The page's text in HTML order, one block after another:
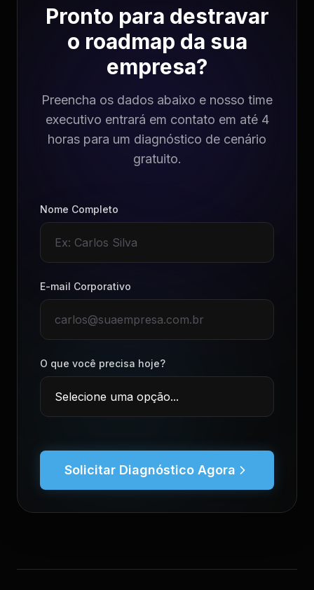
Pronto para destravar
o roadmap da sua
empresa?
Preencha os dados abaixo e nosso time
executivo entrará em contato em até 4
horas para um diagnóstico de cenário
gratuito.
Nome Completo
E-mail Corporativo
O que você precisa hoje?
Solicitar Diagnóstico Agora